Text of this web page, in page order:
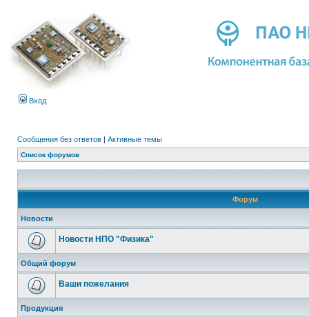
Вход
Сообщения без ответов | Активные темы
Список форумов
Форум
Новости
Новости НПО "Физика"
Общий форум
Ваши пожелания
Продукция